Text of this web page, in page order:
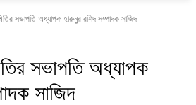
সভাপতি অধ্যাপক হারুনুর রশিদ সম্পাদক সাজিদ
সভাপতি অধ্যাপক
সাজিদ